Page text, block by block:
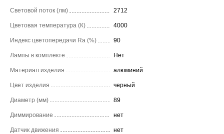
Световой поток (лм) 2712
Цветовая температура (К) 4000
Индекс цветопередачи Ra (%) 90
Лампы в комплекте Нет
Материал изделия алюминий
Цвет изделия черный
Диаметр (мм) 89
Диммирование нет
Датчик движения нет